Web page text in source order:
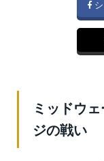
ミッドウ
ジの戦い